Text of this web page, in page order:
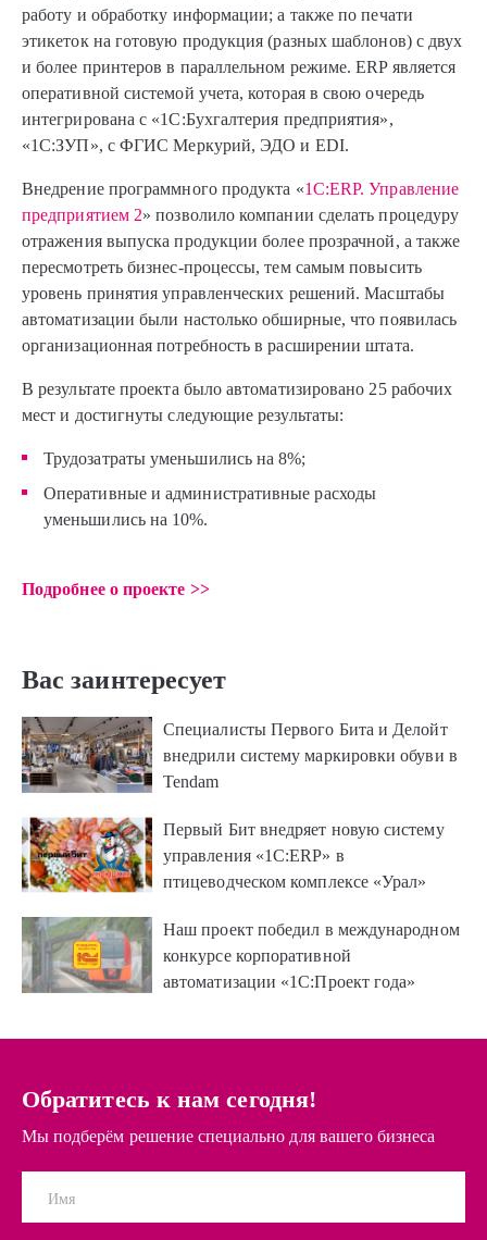
работу и обработку информации; а также по печати
этикеток на готовую продукция (разных шаблонов) с двух
и более принтеров в параллельном режиме. ERP является
оперативной системой учета, которая в свою очередь
интегрирована с «1С:Бухгалтерия предприятия»,
«1С:ЗУП», с ФГИС Меркурий, ЭДО и EDI.
Внедрение программного продукта «1С:ERP. Управление
предприятием 2» позволило компании сделать процедуру
отражения выпуска продукции более прозрачной, а также
пересмотреть бизнес-процессы, тем самым повысить
уровень принятия управленческих решений. Масштабы
автоматизации были настолько обширные, что появилась
организационная потребность в расширении штата.
В результате проекта было автоматизировано 25 рабочих
мест и достигнуты следующие результаты:
Трудозатраты уменьшились на 8%;
Оперативные и административные расходы
уменьшились на 10%.
Подробнее о проекте >>
Вас заинтересует
Специалисты Первого Бита и Делойт
внедрили систему маркировки обуви в
Tendam
Первый Бит внедряет новую систему
управления «1С:ERP» в
птицеводческом комплексе «Урал»
Наш проект победил в международном
конкурсе корпора­тив­ной
автоматизации «1С:Проект года»
Обратитесь к нам сегодня!
Мы подберём решение специально для вашего бизнеса
Имя